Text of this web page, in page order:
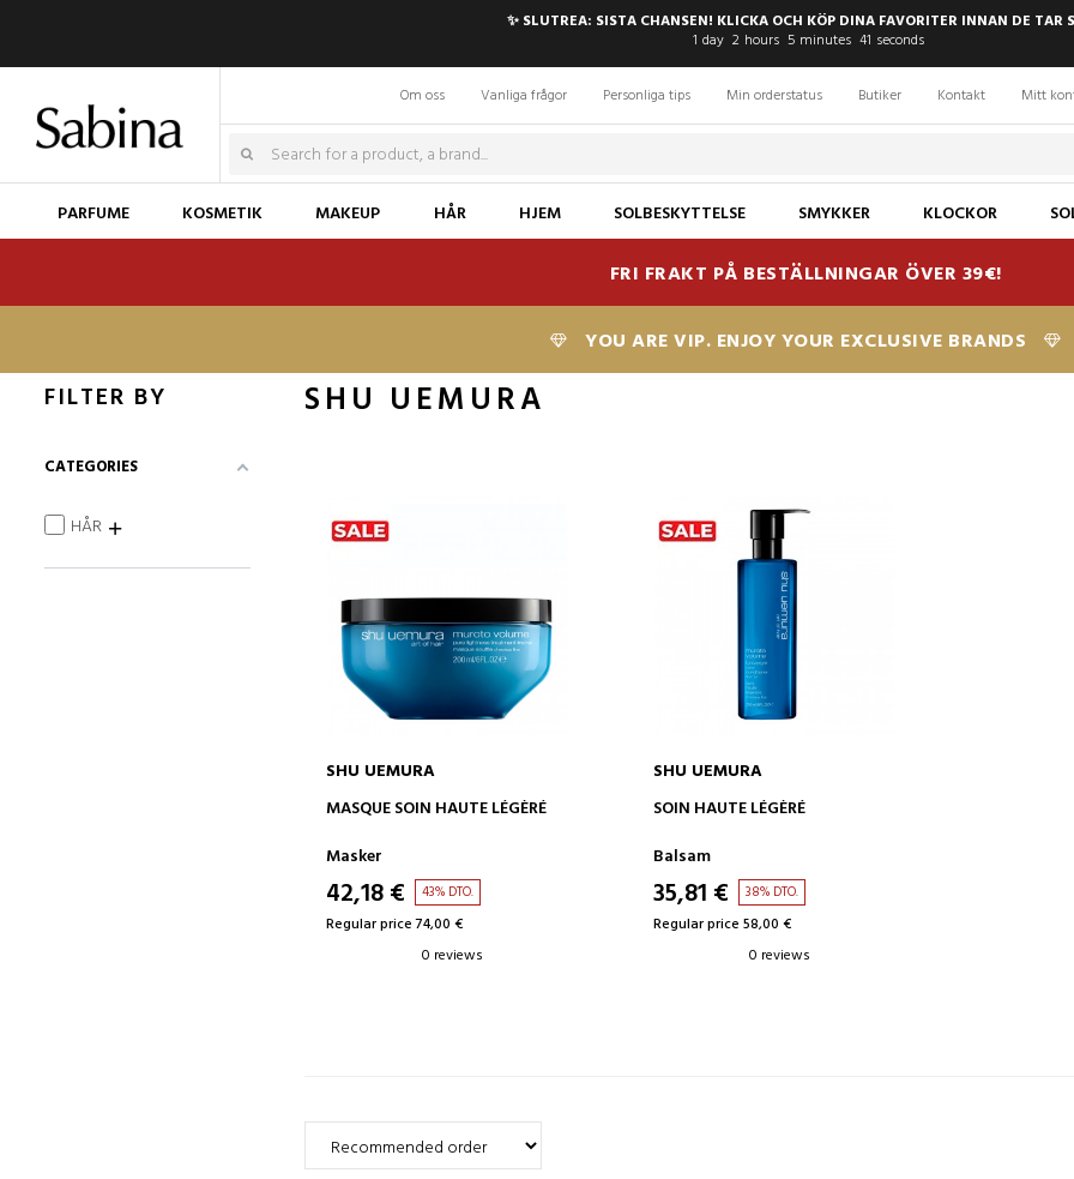
✨ SLUTREA: SISTA CHANSEN! KLICKA OCH KÖP DINA FAVORITER INNAN DE TAR
1 day 2 hours 5 minutes 40 seconds
Om oss Vanliga frågor Personliga tips Min orderstatus Butiker Kontakt Mitt
PARFUME KOSMETIK MAKEUP HÅR HJEM SOLBESKYTTELSE SMYKKER KLOCKOR
FRI FRAKT PÅ BESTÄLLNINGAR ÖVER 39€!
YOU ARE VIP. ENJOY YOUR EXCLUSIVE BRANDS
SHU UEMURA
ADD TO CART
SHU UEMURA
MASQUE SOIN HAUTE LÉGÈRÉ
Masker
42,18 € 43% DTO.
Regular price 74,00 €
0 reviews
ADD TO CART
SHU UEMURA
SOIN HAUTE LÉGÈRÉ
Balsam
35,81 € 38% DTO.
Regular price 58,00 €
0 reviews
FILTER BY
CATEGORIES
HÅR